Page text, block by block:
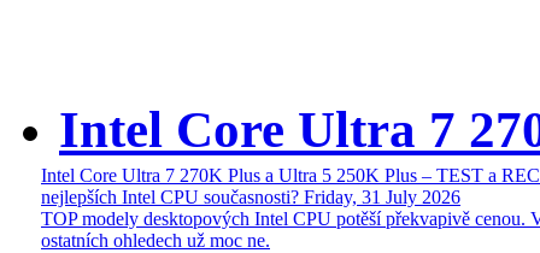
Intel Core Ultra 7
Intel Core Ultra 7 270K Plus a Ultra 5 250K Plus – TEST a
nejlepších Intel CPU současnosti? Friday, 31 July 2026
TOP modely desktopových Intel CPU potěší překvapivě cenou.
ostatních ohledech už moc ne.